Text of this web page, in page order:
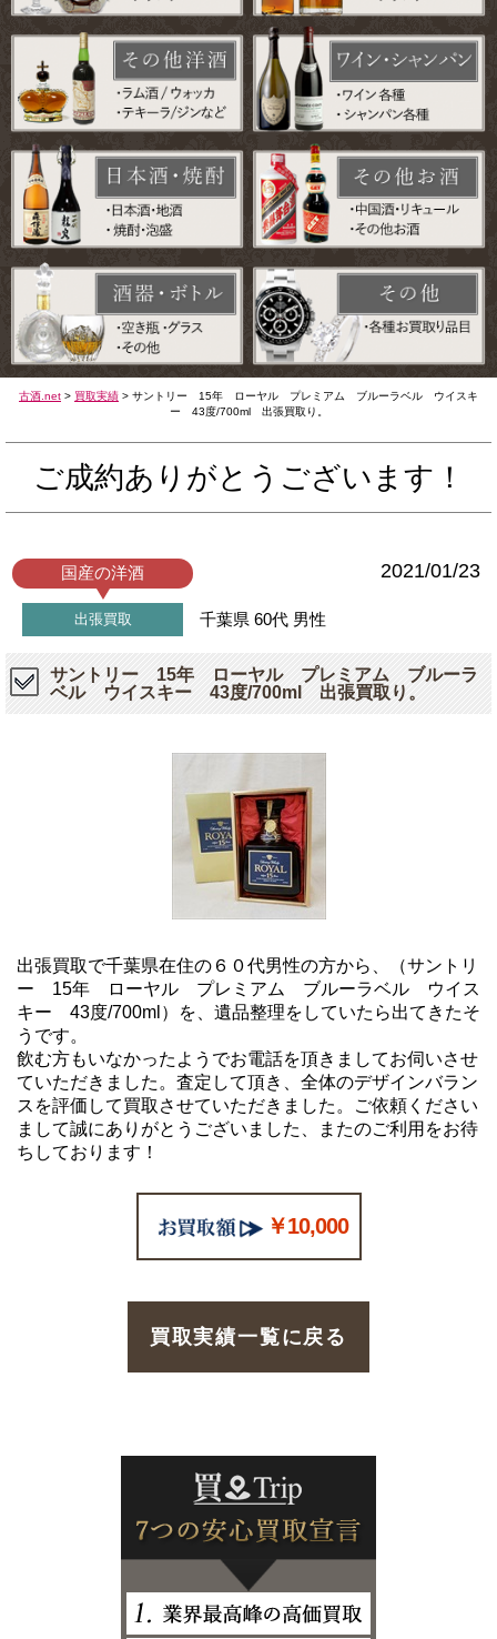
古酒.net > 買取実績 > サントリー 15年 ローヤル プレミアム ブルーラベル ウイスキ
ー 43度/700ml 出張買取り。
ご成約ありがとうございます！
国産の洋酒 2021/01/23
出張買取 千葉県 60代 男性
サントリー 15年 ローヤル プレミアム ブルーラ
ベル ウイスキー 43度/700ml 出張買取り。
出張買取で千葉県在住の６０代男性の方から、（サントリ
ー 15年 ローヤル プレミアム ブルーラベル ウイス
キー 43度/700ml）を、遺品整理をしていたら出てきたそ
うです。
飲む方もいなかったようでお電話を頂きましてお伺いさせ
ていただきました。査定して頂き、全体のデザインバラン
スを評価して買取させていただきました。ご依頼ください
まして誠にありがとうございました、またのご利用をお待
ちしております！
￥10,000
買取実績一覧に戻る